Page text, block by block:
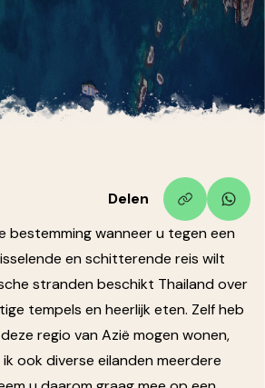
Delen
bestemming wanneer u tegen een
en schitterende reis wilt
stranden beschikt Thailand over
tempels en heerlijk eten. Zelf heb
regio van Azië mogen wonen,
ook diverse eilanden meerdere